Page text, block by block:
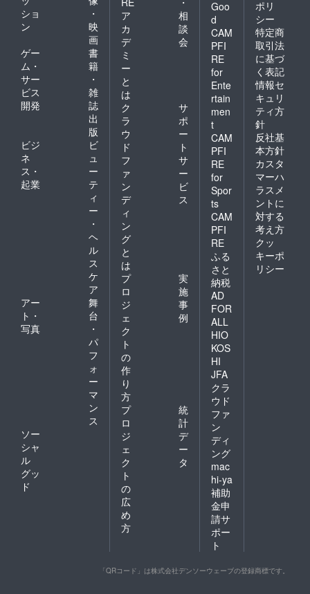
ショ
ン
・
映
画
ゲー
ム・
サー
ビス
開発
書
籍
・
雑
誌
出
版
ビジ
ネ
ス・
起業
ビ
ュ
ー
テ
ィ
ー
・
ヘ
ル
ス
ケ
ア
アー
ト・
写真
舞
台
・
パ
フ
ォ
ー
マ
ン
ス
ソー
シャ
ル
グッ
ド
ア
カ
デ
ミ
ー
と
は
相
談
会
ク
ラ
ウ
ド
フ
ァ
ン
デ
ィ
ン
グ
と
は
サ
ポ
ー
ト
サ
ー
ビ
ス
プ
ロ
ジ
ェ
ク
ト
の
作
り
方
実
施
事
例
プ
ロ
ジ
ェ
ク
ト
の
広
め
方
統
計
デ
ー
タ
Goo
d
CAM
PFI
RE
for
Ente
rtain
men
t
CAM
PFI
RE
for
Spor
ts
CAM
PFI
RE
ふる
さと
納税
AD
FOR
ALL
HIO
KOS
HI
JFA
クラ
ウド
ファ
ン
ディ
ング
mac
hi-ya
補助
金申
請サ
ポー
ト
ポリ
シー
特定商
取引法
に基づ
く表記
情報セ
キュリ
ティ方
針
反社基
本方針
カスタ
マーハ
ラスメ
ントに
対する
考え方
クッ
キーポ
リシー
「QRコード」は株式会社デンソーウェーブの登録商標です。